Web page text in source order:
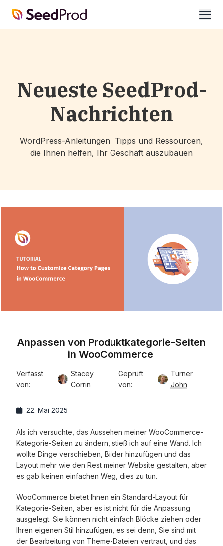
SeedProd
Neueste SeedProd-
Nachrichten
WordPress-Anleitungen, Tipps und Ressourcen,
die Ihnen helfen, Ihr Geschäft auszubauen
Anpassen von Produktkategorie-Seiten
in WooCommerce
Verfasst
von:
Stacey
Corrin
Geprüft
von:
Turner
John
22. Mai 2025
Als ich versuchte, das Aussehen meiner WooCommerce-
Kategorie-Seiten zu ändern, stieß ich auf eine Wand. Ich
wollte Dinge verschieben, Bilder hinzufügen und das
Layout mehr wie den Rest meiner Website gestalten, aber
es gab keinen einfachen Weg, dies zu tun.
WooCommerce bietet Ihnen ein Standard-Layout für
Kategorie-Seiten, aber es ist nicht für die Anpassung
ausgelegt. Sie können nicht einfach Blöcke ziehen oder
Ihren eigenen Stil hinzufügen, es sei denn, Sie sind mit
der Bearbeitung von Theme-Dateien vertraut, und das